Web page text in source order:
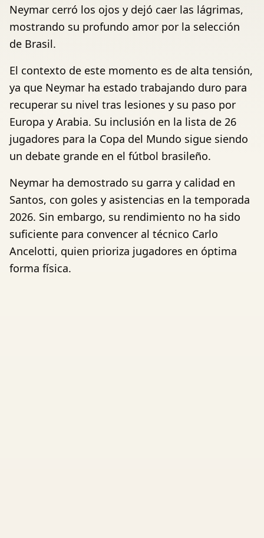
Neymar cerró los ojos y dejó caer las lágrimas,
mostrando su profundo amor por la selección
de Brasil.
El contexto de este momento es de alta tensión,
ya que Neymar ha estado trabajando duro para
recuperar su nivel tras lesiones y su paso por
Europa y Arabia. Su inclusión en la lista de 26
jugadores para la Copa del Mundo sigue siendo
un debate grande en el fútbol brasileño.
Neymar ha demostrado su garra y calidad en
Santos, con goles y asistencias en la temporada
2026. Sin embargo, su rendimiento no ha sido
suficiente para convencer al técnico Carlo
Ancelotti, quien prioriza jugadores en óptima
forma física.